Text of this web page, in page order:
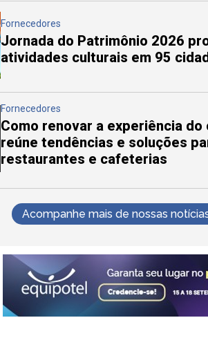
Fornecedores
Jornada do Patrimônio 2026
atividades culturais em 95
Fornecedores
Como renovar a experiência do
reúne tendências e soluções
restaurantes e cafeterias
Acompanhe mais de nossas